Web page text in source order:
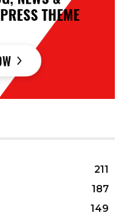
211
187
149